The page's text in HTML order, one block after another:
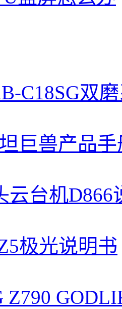
C18SG双
巨兽产品手
云台机D866
极光说明书
Z790